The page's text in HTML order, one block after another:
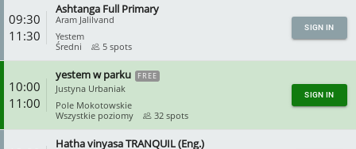
09:30
11:30
Ashtanga Full Primary
Aram Jalilvand
Yestem
Średni
5 spots
SIGN IN
10:00
11:00
yestem w parku FREE
Justyna Urbaniak
Pole Mokotowskie
Wszystkie poziomy
32 spots
SIGN IN
Hatha vinyasa TRANQUIL (Eng.)